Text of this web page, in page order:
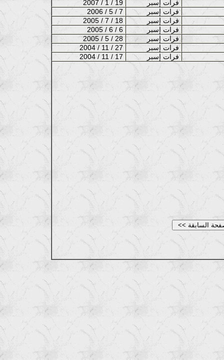
2007 / 1 / 19
2006 / 5 / 7
فرات إسبر
2005 / 7 / 18
2005 / 6 / 6
2005 / 5 / 28
فرات إسبر
2004 / 11 / 27
2004 / 11 / 17
فرات إسبر